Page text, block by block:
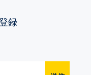
録